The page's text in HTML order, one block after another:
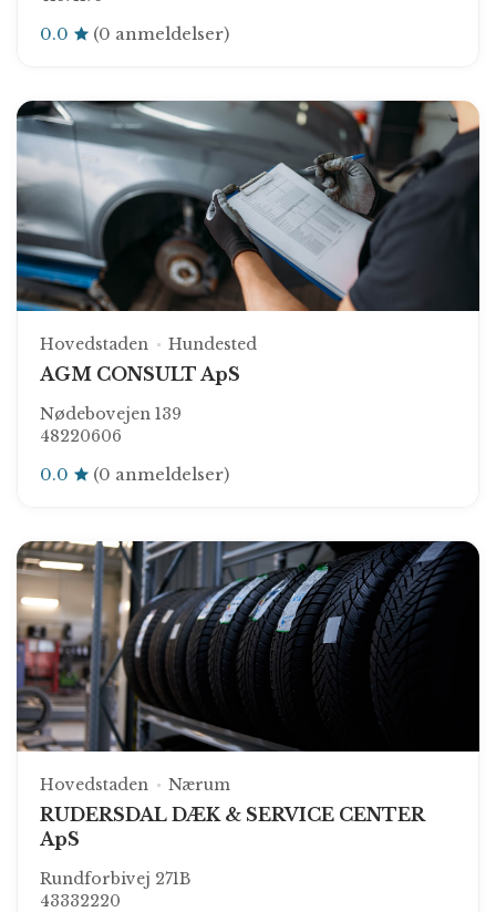
0.0 (0 anmeldelser)
Hovedstaden Hundested
AGM CONSULT ApS
Nødebovejen 139
48220606
0.0 (0 anmeldelser)
Hovedstaden Nærum
RUDERSDAL DÆK & SERVICE CENTER
ApS
Rundforbivej 271B
43332220